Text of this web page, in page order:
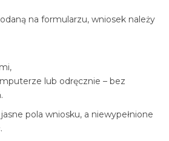
na formularzu, wniosek należy
lub odręcznie – bez
pola wniosku, a niewypełnione